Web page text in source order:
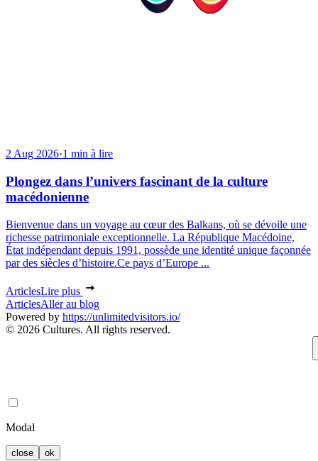
2 Aug 2026·1 min à lire
Plongez dans l’univers fascinant de la culture
macédonienne
Bienvenue dans un voyage au cœur des Balkans, où se dévoile une
richesse patrimoniale exceptionnelle. La République Macédoine,
État indépendant depuis 1991, possède une identité unique façonnée
par des siècles d’histoire.Ce pays d’Europe ...
ArticlesLire plus
ArticlesAller au blog
Powered by https://unlimitedvisitors.io/
© 2026 Cultures. All rights reserved.
Modal
close ok